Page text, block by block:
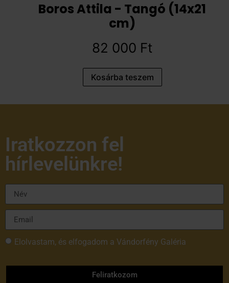
Boros Attila - Tangó (14x21
cm)
82 000 Ft
Kosárba teszem
Iratkozzon fel
hírlevelünkre!
Elolvastam, és elfogadom a Vándorfény Galéria
Feliratkozom